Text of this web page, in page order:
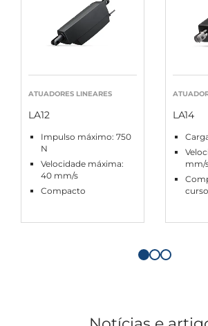
ATUADORES LINEARES
LA12
Impulso máximo: 750
N
Velocidade máxima:
40 mm/s
Compacto
LA14
mm/